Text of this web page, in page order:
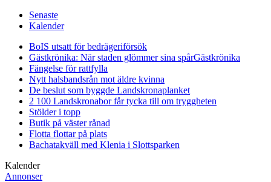
Senaste
Kalender
BoIS utsatt för bedrägeriförsök
Gästkrönika: När staden glömmer sina spårGästkrönika
Fängelse för rattfylla
Nytt halsbandsrån mot äldre kvinna
De beslut som byggde Landskronaplanket
2 100 Landskronabor får tycka till om tryggheten
Stölder i topp
Butik på väster rånad
Flotta flottar på plats
Bachatakväll med Klenia i Slottsparken
Kalender
Annonser